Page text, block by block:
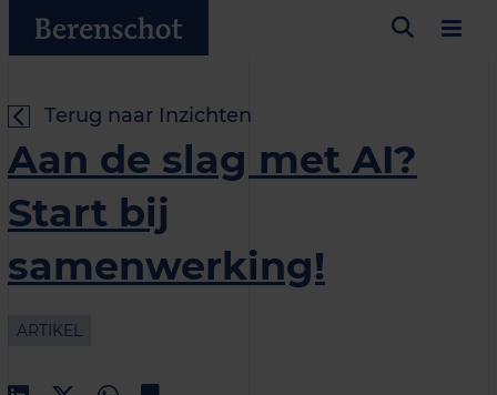
Terug naar Inzichten
Aan de slag met AI?
Start bij
samenwerking!
ARTIKEL